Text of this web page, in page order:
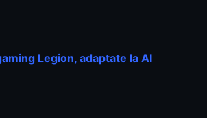
Legion, adaptate la AI